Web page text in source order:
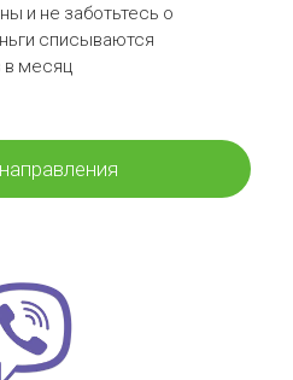
и не заботьтесь о
списываются
в месяц